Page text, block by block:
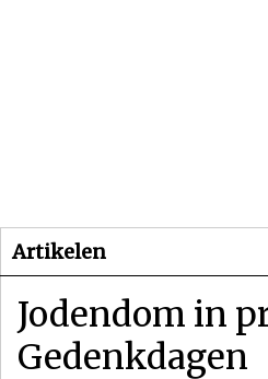
Artikelen
Jodendom in
Gedenkdagen